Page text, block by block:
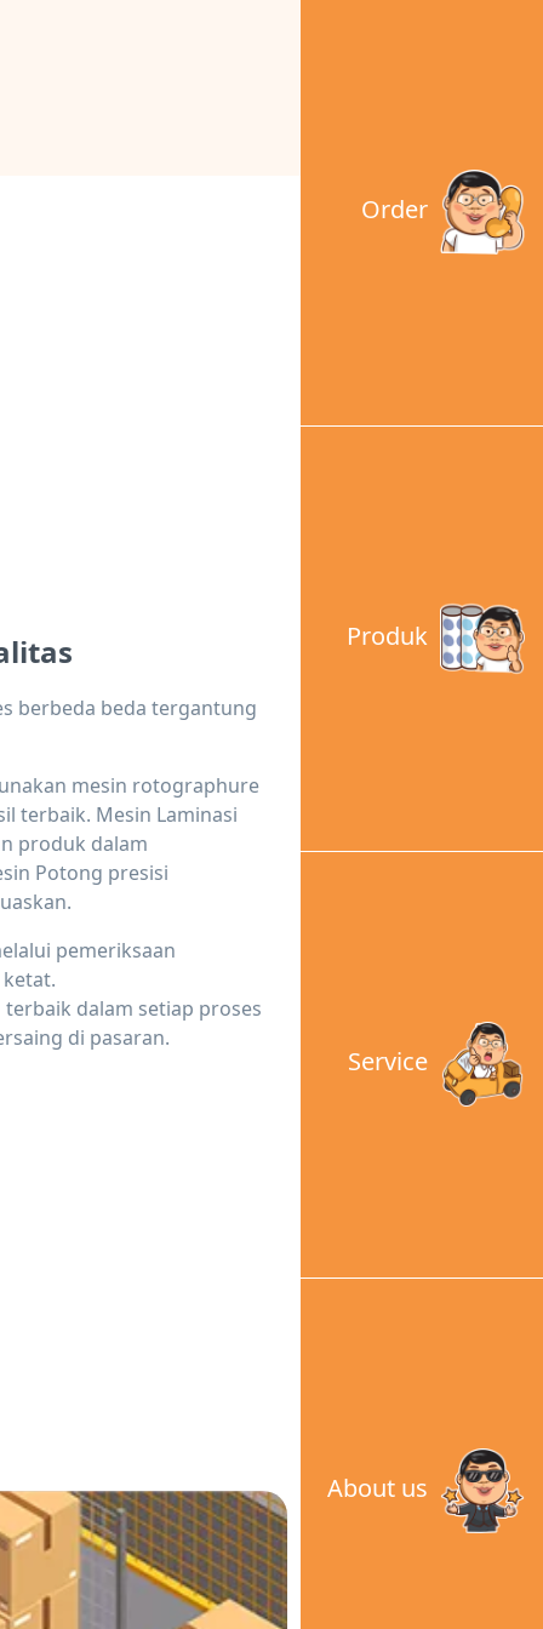
Order
Produk
Service
About us
berbeda beda tergantung
mesin rotographure
terbaik. Mesin Laminasi
produk dalam
Potong presisi
pemeriksaan
dalam setiap proses
di pasaran.